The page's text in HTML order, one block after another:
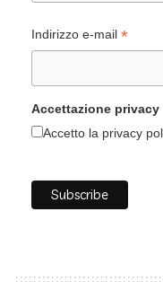
Indirizzo e-mail *
Accettazione privacy
Accetto la privacy